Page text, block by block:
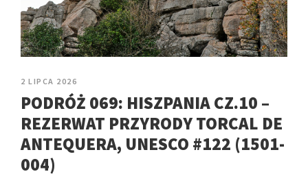
2 LIPCA 2026
PODRÓŻ 069: HISZPANIA CZ.10 –
REZERWAT PRZYRODY TORCAL DE
ANTEQUERA, UNESCO #122 (1501-
004)